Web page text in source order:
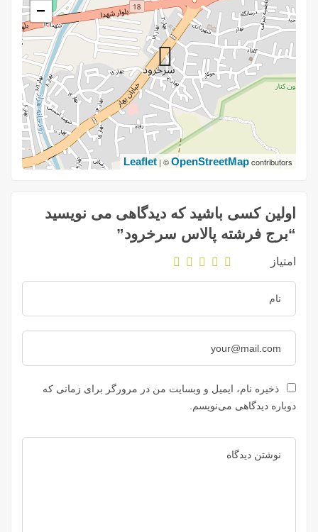
−
Leaflet | ©OpenStreetMapcontributors
اولین کسی باشید که دیدگاهی می نویسید
“برج فرشته پالاس سرخرود”
امتیاز
ذخیره نام، ایمیل و وبسایت من در مرورگر برای زمانی که
دوباره دیدگاهی می‌نویسم.